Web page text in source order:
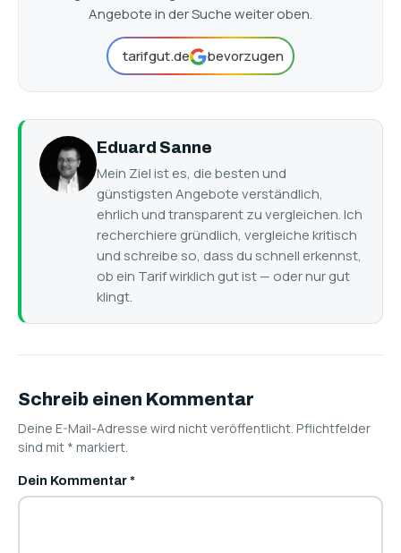
Angebote in der Suche weiter oben.
tarifgut.de bevorzugen
Eduard Sanne
Mein Ziel ist es, die besten und
günstigsten Angebote verständlich,
ehrlich und transparent zu vergleichen. Ich
recherchiere gründlich, vergleiche kritisch
und schreibe so, dass du schnell erkennst,
ob ein Tarif wirklich gut ist — oder nur gut
klingt.
Schreib einen Kommentar
Deine E-Mail-Adresse wird nicht veröffentlicht. Pflichtfelder
sind mit * markiert.
Dein Kommentar*